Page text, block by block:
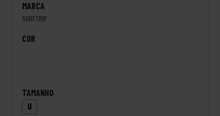
MARCA
SURFTRIP
COR
TAMANHO
U